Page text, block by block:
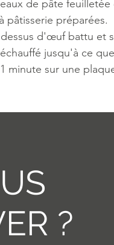
de pâte
pâtisserie préparées.
d'œuf battu et
jusqu'à ce
minute sur une
?